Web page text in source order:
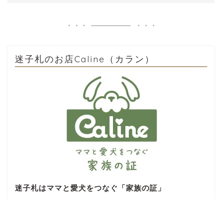
迷子札のお店Caline（カラン）
迷子札はママと愛犬をつなぐ「家族の証」